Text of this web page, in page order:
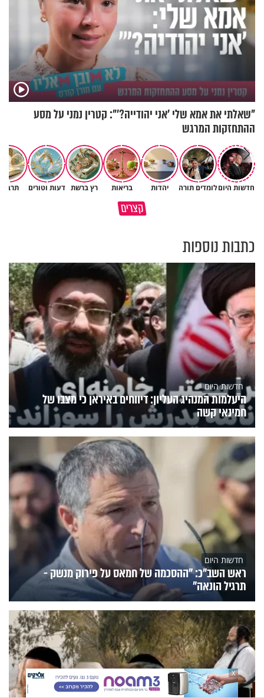
"שאלתי את אמא שלי 'אני יהודייה?'": קטרין נמני על מסע
ההתחזקות המרגש
חדשות היוםלומדים תורה יהדות בריאות רץ ברשת דעות וטורים
קצריםמדוע האמונה נמשלה למלח?
גם ׳הרע׳ זה הרחמים של בורא
כתבות נוספות
חדשות היום
היעלמות המנהיג העליון: דיווחים באיראן כי מצבו של
חמינאי קשה
חדשות היום
ראש השב"כ: "ההסכמה של חמאס על פירוק מנשק -
תרגיל הונאה"
X